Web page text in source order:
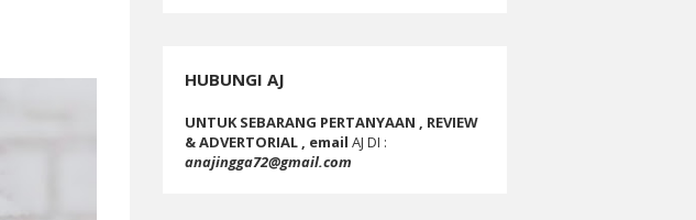
HUBUNGI AJ
UNTUK SEBARANG PERTANYAAN , REVIEW
& ADVERTORIAL , email AJ DI :
anajingga72@gmail.com